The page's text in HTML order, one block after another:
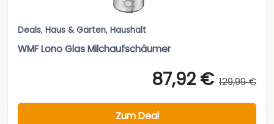
Deals, Haus & Garten, Haushalt
WMF Lono Glas Milchaufschäumer
87,92 € 129,99 €
Zum Deal